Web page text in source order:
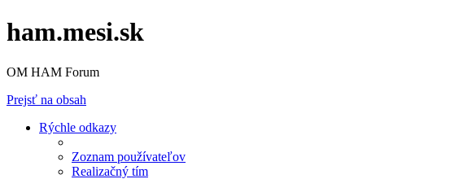
ham.mesi.sk
OM HAM Forum
Prejsť na obsah
Rýchle odkazy
Zoznam používateľov
Realizačný tím